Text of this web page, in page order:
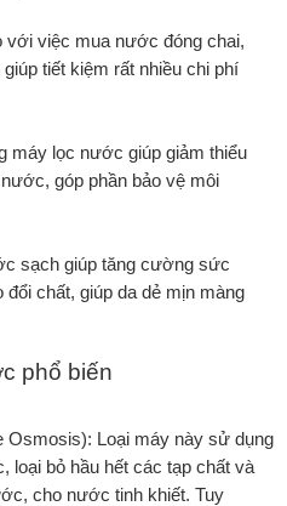
với việc mua nước đóng chai,
tiết kiệm rất nhiều chi phí
máy lọc nước giúp giảm thiểu
góp phần bảo vệ môi
sạch giúp tăng cường sức
đổi chất, giúp da dẻ mịn màng
phổ biến
Osmosis): Loại máy này sử dụng
loại bỏ hầu hết các tạp chất và
cho nước tinh khiết. Tuy